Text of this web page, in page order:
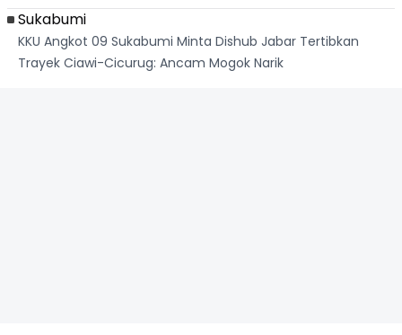
Sukabumi
KKU Angkot 09 Sukabumi Minta Dishub Jabar Tertibkan
Trayek Ciawi-Cicurug: Ancam Mogok Narik